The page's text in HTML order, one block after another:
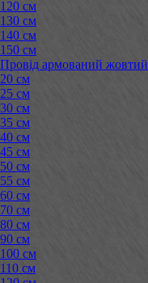
120 см
130 см
140 см
150 см
Провід армований жовтий
20 см
25 см
30 см
35 см
40 см
45 см
50 см
55 см
60 см
70 см
80 см
90 см
100 см
110 см